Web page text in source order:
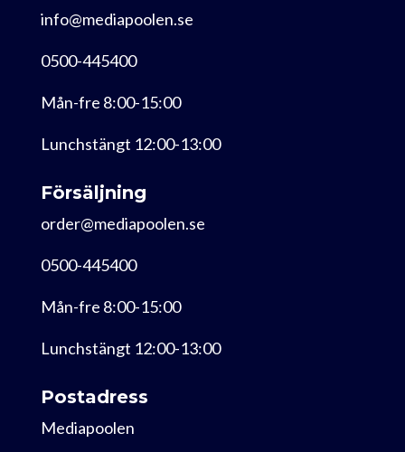
info@mediapoolen.se
0500-445400
Mån-fre 8:00-15:00
Lunchstängt 12:00-13:00
Försäljning
order@mediapoolen.se
0500-445400
Mån-fre 8:00-15:00
Lunchstängt 12:00-13:00
Postadress
Mediapoolen